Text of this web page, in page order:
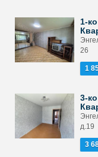
1-
26
1
3-
д.19
3